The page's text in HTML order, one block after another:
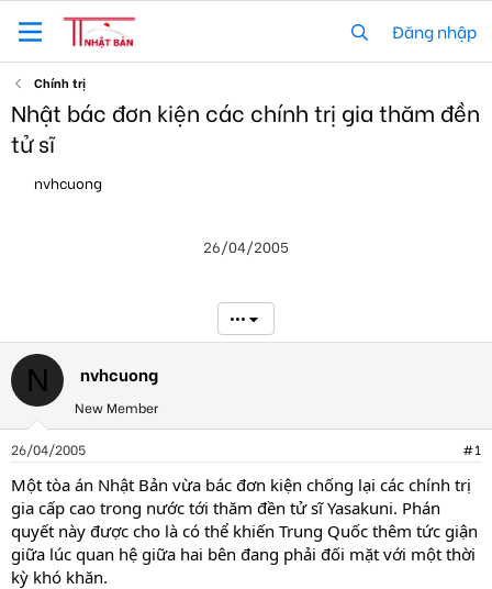
Đăng nhập
Chính trị
Nhật bác đơn kiện các chính trị gia thăm đền
tử sĩ
h
r
t
e
r
nvhcuong
26/04/2005
•••
N nvhcuong
New Member
26/04/2005 #1
Một tòa án Nhật Bản vừa bác đơn kiện chống lại các chính trị
gia cấp cao trong nước tới thăm đền tử sĩ Yasakuni. Phán
quyết này được cho là có thể khiến Trung Quốc thêm tức giận
giữa lúc quan hệ giữa hai bên đang phải đối mặt với một thời
kỳ khó khăn.